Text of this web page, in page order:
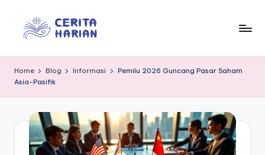
f
o
m
for
Home Blog Informasi
Pemilu 2026 Guncang Pasar Saham
Asia-Pasifik